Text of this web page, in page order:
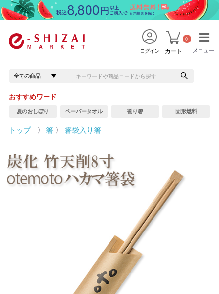
メニュー
メニュー
ログイン カート
0
おすすめワード
夏のおしぼり ペーパータオル 割り箸 固形燃料
トップ 〉 箸 〉 箸袋入り箸